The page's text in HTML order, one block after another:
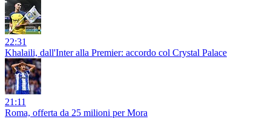
22:31
Khalaili, dall'Inter alla Premier: accordo col Crystal Palace
21:11
Roma, offerta da 25 milioni per Mora